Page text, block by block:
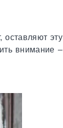
оставляют эту
внимание –